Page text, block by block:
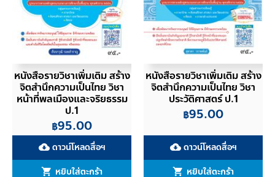
หนังสือรายวิชาเพิ่มเติม สร้าง
จิตสำนึกความเป็นไทย วิชา
หน้าที่พลเมืองและจริยธรรม
ป.1
฿95.00
cloud_downloadดาวน์โหลดสื่อฯ
หยิบใส่ตะกร้า
หนังสือรายวิชาเพิ่มเติม สร้าง
จิตสำนึกความเป็นไทย วิชา
ประวัติศาสตร์ ป.1
฿95.00
cloud_downloadดาวน์โหลดสื่อฯ
หยิบใส่ตะกร้า